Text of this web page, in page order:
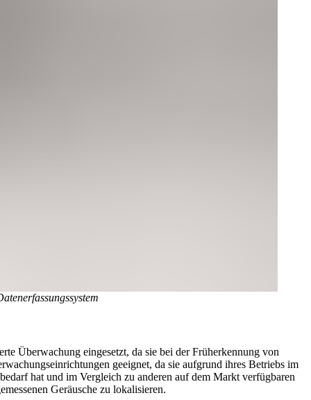
Überwachung eingesetzt, da sie bei der Früherkennung von
geeignet, da sie aufgrund ihres Betriebs im
hat und im Vergleich zu anderen auf dem Markt verfügbaren
Geräusche zu lokalisieren.